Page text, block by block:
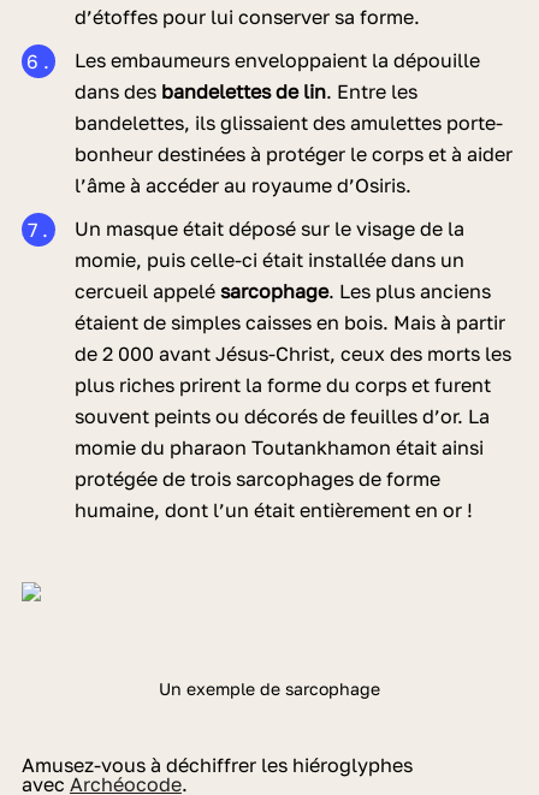
d’étoffes pour lui conserver sa forme.
Les embaumeurs enveloppaient la dépouille
dans des bandelettes de lin. Entre les
bandelettes, ils glissaient des amulettes porte-
bonheur destinées à protéger le corps et à aider
l’âme à accéder au royaume d’Osiris.
Un masque était déposé sur le visage de la
momie, puis celle-ci était installée dans un
cercueil appelé sarcophage. Les plus anciens
étaient de simples caisses en bois. Mais à partir
de 2 000 avant Jésus-Christ, ceux des morts les
plus riches prirent la forme du corps et furent
souvent peints ou décorés de feuilles d’or. La
momie du pharaon Toutankhamon était ainsi
protégée de trois sarcophages de forme
humaine, dont l’un était entièrement en or !
Un exemple de sarcophage
Amusez-vous à déchiffrer les hiéroglyphes
avec Archéocode.